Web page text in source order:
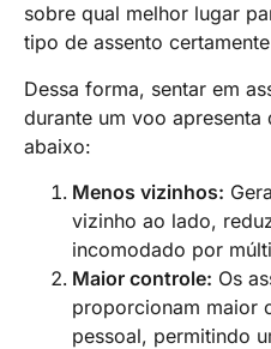
sobre qual melhor lugar
tipo de assento
Dessa forma, sentar em
durante um voo apresenta
abaixo:
Menos vizinhos:
vizinho ao lado,
incomodado por
Maior controle: Os
proporcionam maior
pessoal, permitindo